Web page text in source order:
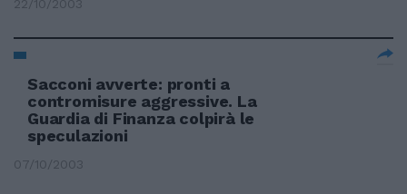
22/10/2003
Sacconi avverte: pronti a
contromisure aggressive. La
Guardia di Finanza colpirà le
speculazioni
07/10/2003